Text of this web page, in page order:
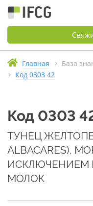
Главная База
Код 0303 42
Код 0303
ТУНЕЦ
ALBACARES),
ИСКЛЮЧЕНИЕМ
МОЛОК